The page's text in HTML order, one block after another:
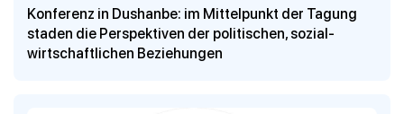
Konferenz in Dushanbe: im Mittelpunkt der Tagung
staden die Perspektiven der politischen, sozial-
wirtschaftlichen Beziehungen